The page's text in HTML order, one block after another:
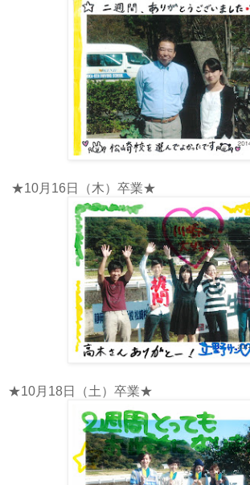
★10月16日（木）卒業★
★10月18日（土）卒業★